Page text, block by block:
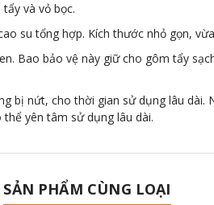
và vỏ bọc.
su tổng hợp. Kích thước nhỏ gọn,
Bao bảo vệ này giữ cho gôm tẩy
nứt, cho thời gian sử dụng lâu dài.
yên tâm sử dụng lâu dài.
SẢN PHẨM CÙNG LOẠI